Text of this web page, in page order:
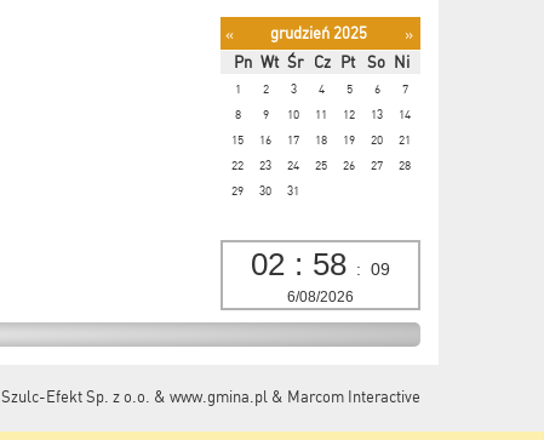
« grudzień 2025
»
Pn Wt Śr Cz Pt So Ni
1 2 3 4 5 6
7
8
9 10 11 12 13
14
15
16 17 18 19 20
21
22
23 24 25 26 27
28
29
30 31
02 : 58 : 10
6/08/2026
Szulc-Efekt Sp. z o.o. & www.gmina.pl & Marcom Interactive